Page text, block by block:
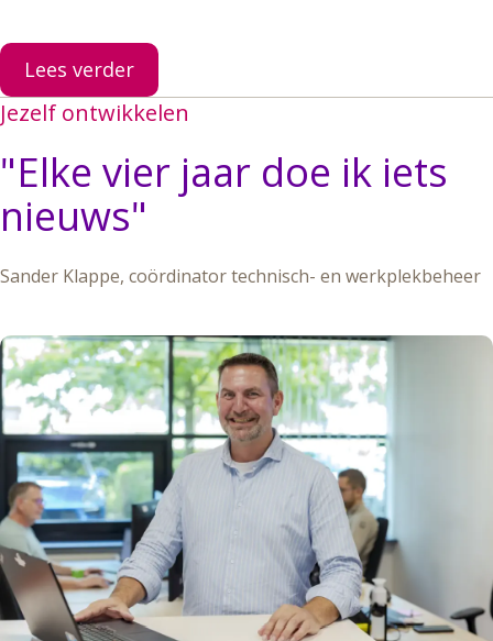
Lees verder
Jezelf ontwikkelen
"Elke vier jaar doe ik iets
nieuws"
Sander Klappe, coördinator technisch- en werkplekbeheer